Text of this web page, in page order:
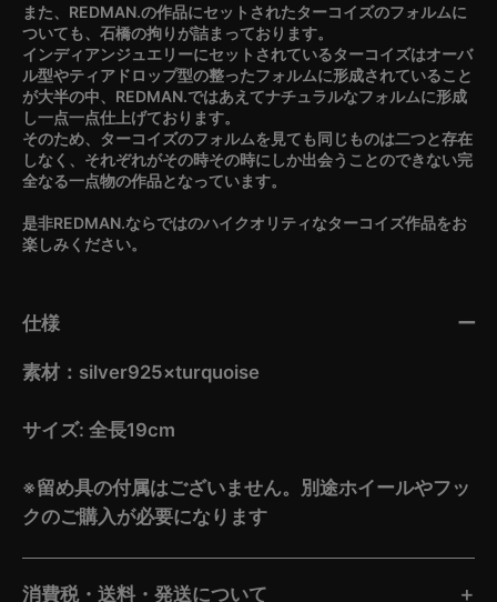
また、REDMAN.の作品にセットされたターコイズのフォルムに
ついても、石橋の拘りが詰まっております。
インディアンジュエリーにセットされているターコイズはオーバ
ル型やティアドロップ型の整ったフォルムに形成されていること
が大半の中、REDMAN.ではあえてナチュラルなフォルムに形成
し一点一点仕上げております。
そのため、ターコイズのフォルムを見ても同じものは二つと存在
しなく、それぞれがその時その時にしか出会うことのできない完
全なる一点物の作品となっています。
是非REDMAN.ならではのハイクオリティなターコイズ作品をお
楽しみください。
仕様
素材：silver925×turquoise
サイズ: 全長19cm
※留め具の付属はございません。別途ホイールやフッ
クのご購入が必要になります
消費税・送料・発送について